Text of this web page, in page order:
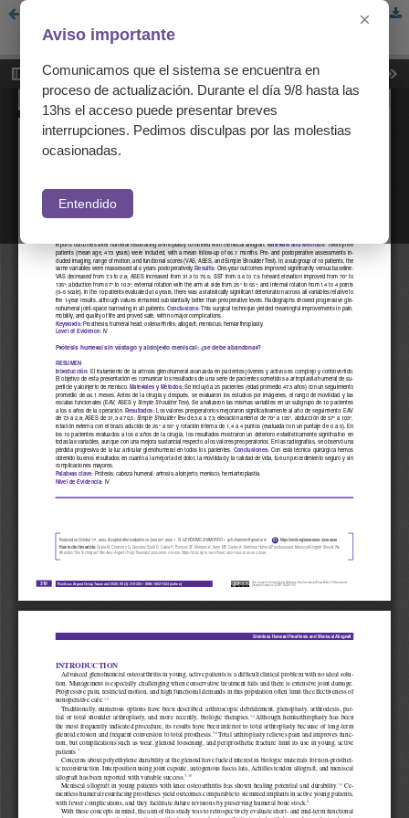
×
Aviso importante
Comunicamos que el sistema se encuentra en
proceso de actualización. Durante el día 9/8 hasta las
13hs el acceso puede presentar breves
interrupciones. Pedimos disculpas por las molestias
ocasionadas.
Entendido
Prótesis humeral sin vástago y aloinjerto meniscal: ¿se debe abandonar?